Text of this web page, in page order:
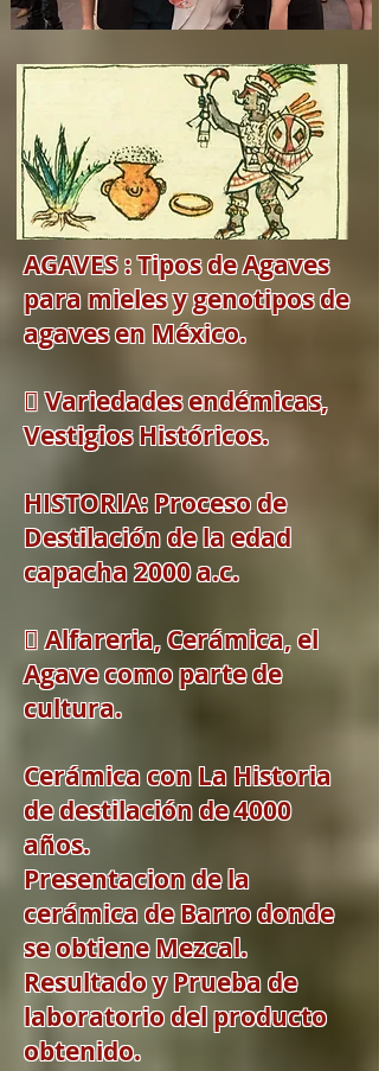
AGAVES : Tipos de Agaves
para mieles y genotipos de
agaves en México.
 Variedades endémicas,
Vestigios Históricos.
HISTORIA: Proceso de
Destilación de la edad
capacha 2000 a.c.
 Alfareria, Cerámica, el
Agave como parte de
cultura.
Cerámica con La Historia
de destilación de 4000
años.
Presentacion de la
cerámica de Barro donde
se obtiene Mezcal.
Resultado y Prueba de
laboratorio del producto
obtenido.